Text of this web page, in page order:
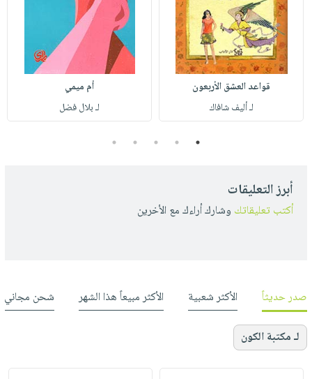
قواعد العشق الأربعون
لـ أليف شافاك
أم ميمي
لـ بلال فضل
1
2
3
4
5
أبرز التعليقات
أكتب تعليقاتك وشارك أراءك مع الأخرين
صدر حديثاً الأكثر شعبية الأكثر مبيعاً هذا الشهر شحن مجاني
لـ مكتبة الكون